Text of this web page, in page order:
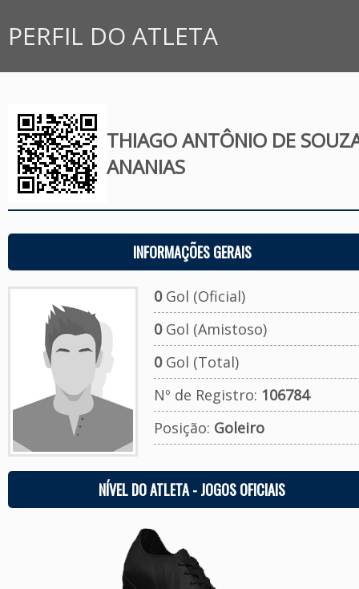
PERFIL DO ATLETA
THIAGO ANTÔNIO DE
ANANIAS
INFORMAÇÕES GERAIS
0Gol (Oficial)
0Gol (Amistoso)
0Gol (Total)
Nº de Registro: 106784
Posição: Goleiro
NÍVEL DO ATLETA - JOGOS OFICIAIS